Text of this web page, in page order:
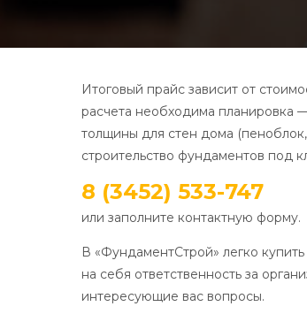
Итоговый прайс зависит от
расчета необходима планировка
толщины для стен дома
строительство фундаментов под
8 (3452) 533-747
или заполните контактную форму.
В «ФундаментСтрой» легко
на себя ответственность за
интересующие вас вопросы.